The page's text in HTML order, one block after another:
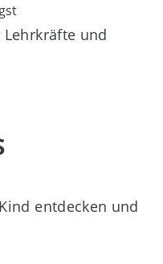
und
entdecken und